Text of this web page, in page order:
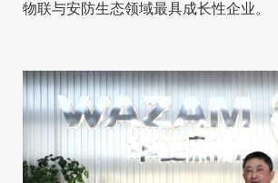
物联与安防生态领域最具成长性企业。